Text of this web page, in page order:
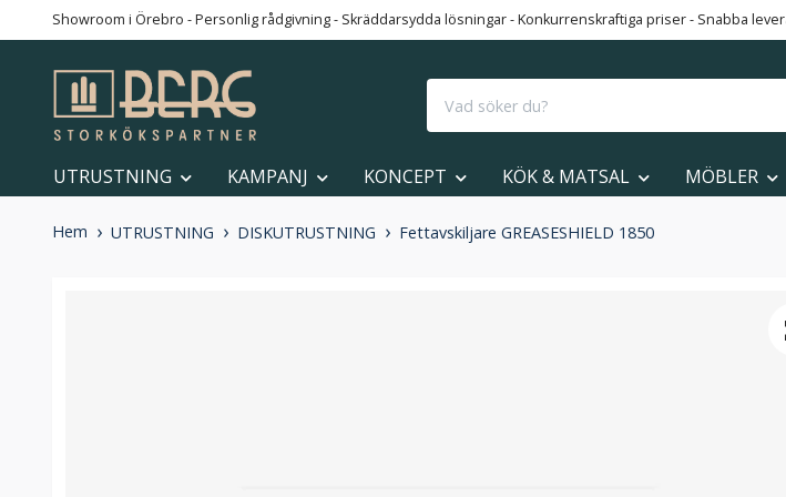
Showroom i Örebro - Personlig rådgivning - Skräddarsydda lösningar - Konkurrenskraftiga priser - Snabba
UTRUSTNING KAMPANJ KONCEPT KÖK & MATSAL MÖBLER
Hem UTRUSTNING DISKUTRUSTNING Fettavskiljare GREASESHIELD 1850